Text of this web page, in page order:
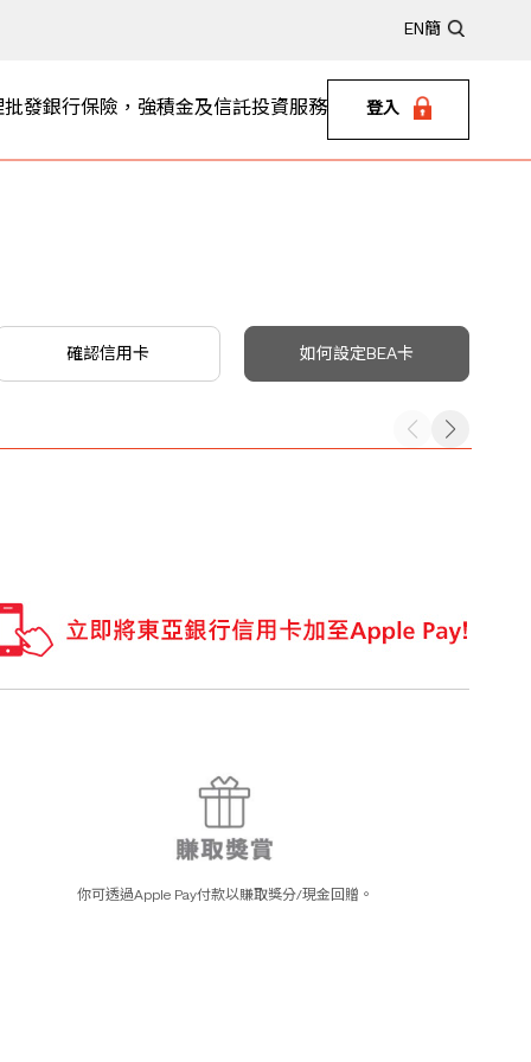
EN 簡
批發銀行保險，強積金及信託投資服務 登入
確認信用卡 如何設定BEA卡
你可透過Apple Pay付款以賺取獎分/現金回贈。